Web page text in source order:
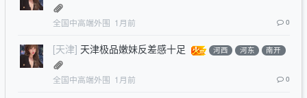
全国中高端外围 1月前 0
[天津] 天津极品嫩妹反差感十足 河西 河东 南开
全国中高端外围 1月前 0